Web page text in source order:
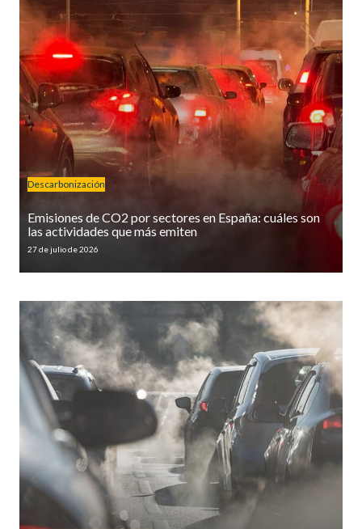
Descarbonización
Emisiones de CO2 por sectores en España: cuáles son
las actividades que más emiten
27 de julio de 2026